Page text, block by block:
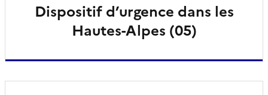
Dispositif d’urgence dans les
Hautes-Alpes (05)